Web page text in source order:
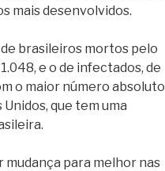
mais desenvolvidos.
de brasileiros mortos pelo
e o de infectados, de
o maior número absoluto
que tem uma
mudança para melhor nas